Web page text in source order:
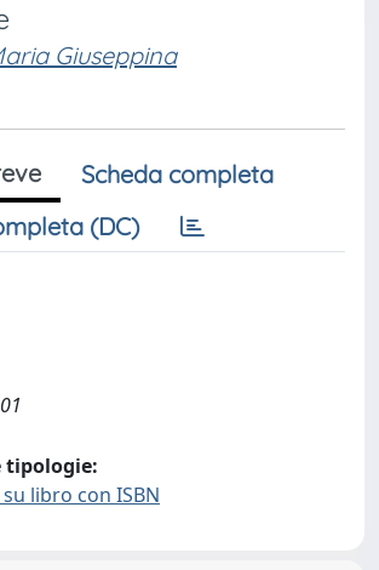
Giuseppina
Scheda completa
(DC)
tipologie:
libro con ISBN